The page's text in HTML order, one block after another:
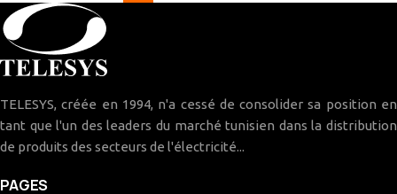
TELESYS, créée en 1994, n'a cessé de consolider sa position en
tant que l'un des leaders du marché tunisien dans la distribution
de produits des secteurs de l'électricité...
PAGES